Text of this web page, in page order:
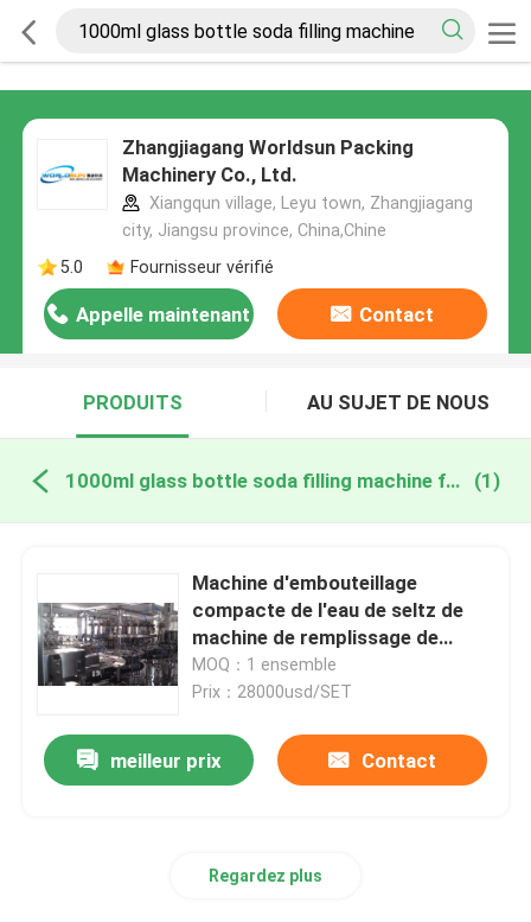
Zhangjiagang Worldsun Packing
Machinery Co., Ltd.
Xiangqun village, Leyu town, Zhangjiagang
city, Jiangsu province, China,Chine
5.0
Fournisseur vérifié
Appelle maintenant Contact
PRODUITS AU SUJET DE NOUS
1000ml glass bottle soda filling machine fabrication en ligne (1)
Machine d'embouteillage
compacte de l'eau de seltz de
machine de remplissage de
soude de bouteille en verre de
6000BPH 1000ml
MOQ：1 ensemble
Prix：28000usd/SET
meilleur prix Contact
Regardez plus